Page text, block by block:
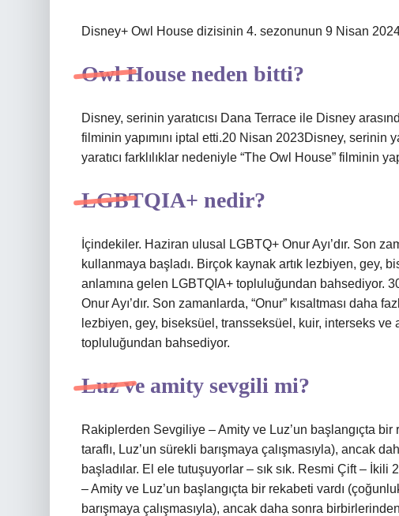
Disney+ Owl House dizisinin 4. sezonunun 9 Nisan
Owl House neden bitti?
Disney, serinin yaratıcısı Dana Terrace ile Disney
filminin yapımını iptal etti.20 Nisan 2023Disney, serinin
yaratıcı farklılıklar nedeniyle “The Owl House” filminin
LGBTQIA+ nedir?
İçindekiler. Haziran ulusal LGBTQ+ Onur Ayı’dır. Son
kullanmaya başladı. Birçok kaynak artık lezbiyen, gey,
anlamına gelen LGBTQIA+ topluluğundan bahsediyor.
Onur Ayı’dır. Son zamanlarda, “Onur” kısaltması daha
lezbiyen, gey, biseksüel, transseksüel, kuir, interseks
topluluğundan bahsediyor.
Luz ve amity sevgili mi?
Rakiplerden Sevgiliye – Amity ve Luz’un başlangıçta bir
taraflı, Luz’un sürekli barışmaya çalışmasıyla), ancak
başladılar. El ele tutuşuyorlar – sık sık. Resmi Çift –
– Amity ve Luz’un başlangıçta bir rekabeti vardı
barışmaya çalışmasıyla), ancak daha sonra